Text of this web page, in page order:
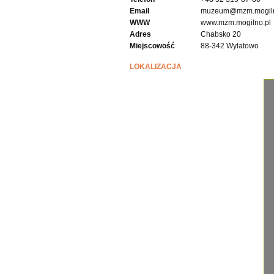
Email
WWW
www.mzm.mogilno.pl
Adres
Chabsko 20
Miejscowość
88-342 Wylatowo
LOKALIZACJA